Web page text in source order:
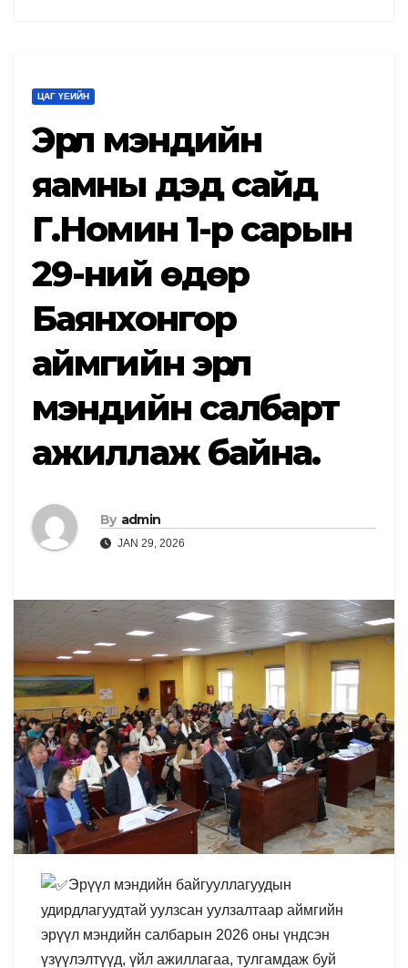
ЦАГ ҮЕИЙН
Эрүүл мэндийн
яамны дэд сайд
Г.Номин 1-р сарын
29-ний өдөр
Баянхонгор
аймгийн эрүүл
мэндийн салбарт
ажиллаж байна.
By admin
JAN 29, 2026
Эрүүл мэндийн байгууллагуудын
удирдлагуудтай уулзсан уулзалтаар аймгийн
эрүүл мэндийн салбарын 2026 оны үндсэн
үзүүлэлтүүд, үйл ажиллагаа, тулгамдаж буй